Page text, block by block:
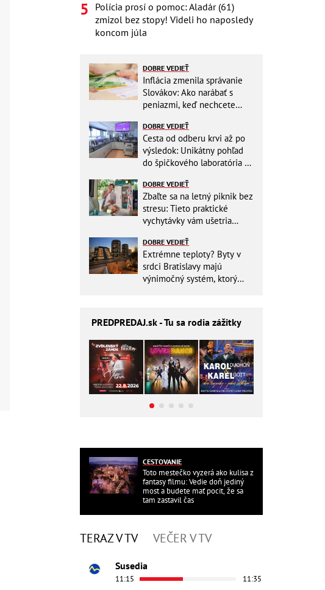
Polícia prosí o pomoc: Aladár (61)
zmizol bez stopy! Videli ho naposledy
koncom júla
DOBRE VEDIEŤ
Inflácia zmenila správanie
Slovákov: Ako narábať s
peniazmi, keď nechcete
DOBRE VEDIEŤ
Cesta od odberu krvi až po
výsledok: Unikátny pohľad
do špičkového laboratória na
DOBRE VEDIEŤ
Zbaľte sa na letný piknik bez
stresu: Tieto praktické
vychytávky vám ušetria
DOBRE VEDIEŤ
Extrémne teploty? Byty v
srdci Bratislavy majú
výnimočný systém, ktorý
PREDPREDAJ.sk - Tu sa rodia zážitky
CESTOVANIE
Toto mestečko vyzerá ako kulisa z
fantasy filmu: Vedie doň jediný
most a budete mať pocit, že sa
tam zastavil čas
TERAZ V TV VEČER V TV
Susedia
11:15 11:35